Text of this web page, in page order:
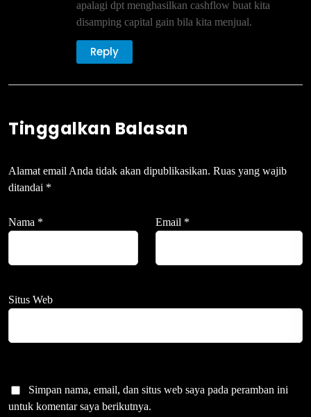
apalagi dpt menghasilkan cashflow buat kita
disamping capital gain bila kita menjual.
Reply
Tinggalkan Balasan
Alamat email Anda tidak akan dipublikasikan. Ruas yang wajib
ditandai *
Nama * Email *
Situs Web
Simpan nama, email, dan situs web saya pada peramban ini
untuk komentar saya berikutnya.